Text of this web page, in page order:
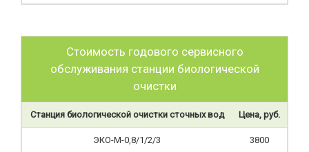
Стоимость годового сервисного
обслуживания станции биологической
очистки
Станция биологической очистки сточных вод Цена, руб.
ЭКО-М-0,8/1/2/3 3800